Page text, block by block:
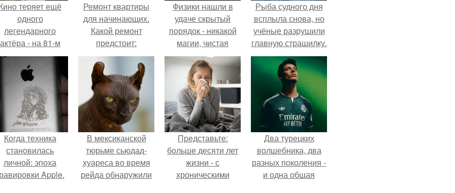
теряет ещё
одного
легендарного
актёра - на 81-м
жизни не стало
Винсента пасторе.
Ремонт квартиры
для начинающих.
Какой ремонт
предстоит:
косметический или
капитальный
Физики нашли в
удаче скрытый
порядок - никакой
магии, чистая
квантовая
механика.
Рыба судного дня
всплыла снова, но
учёные разрушили
главную страшилку.
Когда техника
становилась
личной: эпоха
Apple.
В мексиканской
тюрьме сьюдад-
хуареса во время
рейда обнаружили
Представьте:
больше десяти лет
жизни - с
хроническими
Два турецких
волшебника, два
разных поколения -
и одна общая